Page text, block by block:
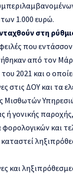
1.000 ευρώ.
στη
που
από τον
2021 και ο
στις ΔΟΥ και τα
Μισθωτών
ή γονικής
και
και